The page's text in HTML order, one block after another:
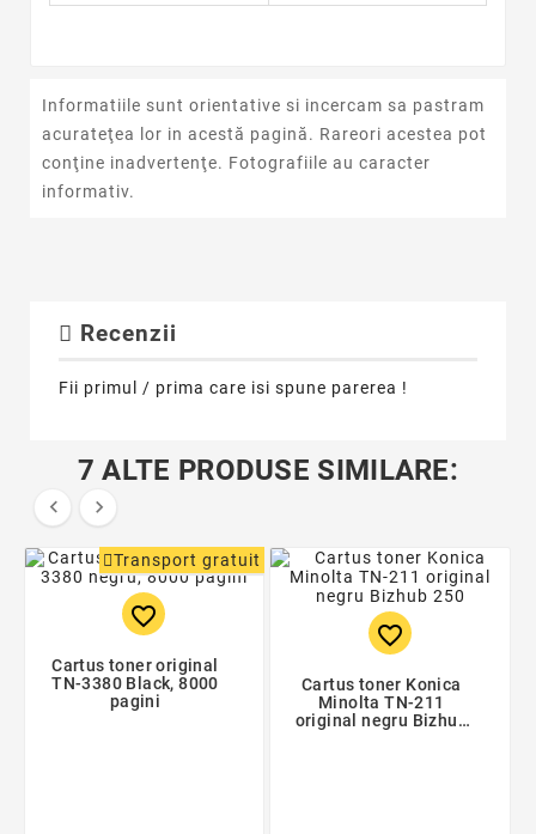
Informatiile sunt orientative si incercam sa pastram
acurateţea lor in acestă pagină. Rareori acestea pot
conţine inadvertenţe. Fotografiile au caracter
informativ.
Recenzii
Fii primul / prima care isi spune parerea !
7 ALTE PRODUSE SIMILARE:
 
Transport gratuit
favorite_border
Cartus toner original
TN-3380 Black, 8000
pagini
favorite_border
Cartus toner Konica
Minolta TN-211
original negru Bizhub